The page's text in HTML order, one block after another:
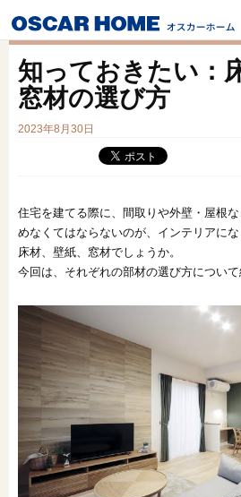
イベント・モデル
建築実例
フォトギャラ
販売中の物件
スマートセレク
土地情報
オンライン相
知っておきたい：
窓材の選び方
2023年8月30日
住宅を建てる際に、間取りや外壁・屋根
めなくてはならないのが、インテリアにな
床材、壁紙、窓材でしょうか。
今回は、それぞれの部材の選び方について